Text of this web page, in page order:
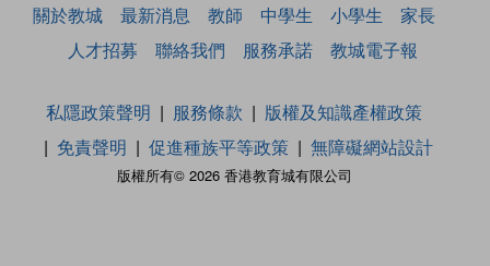
關於教城 最新消息 教師 中學生 小學生
家長
人才招募
聯絡我們 服務承諾 教城電子報
版權所有© 2026 香港教育城有限公司
私隱政策聲明 服務條款
版權及知識產權政策
免責聲明
促進種族平等政策 無障礙網站設計